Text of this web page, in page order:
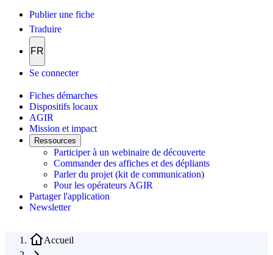
Publier une fiche
Traduire
FR
Se connecter
Fiches démarches
Dispositifs locaux
AGIR
Mission et impact
Ressources
Participer à un webinaire de découverte
Commander des affiches et des dépliants
Parler du projet (kit de communication)
Pour les opérateurs AGIR
Partager l'application
Newsletter
Accueil